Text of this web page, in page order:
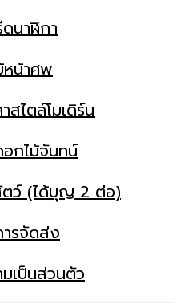
นาฬิกา
หน้าศพ
ไตล์โมเดิร์น
กไม้จันทน์
ว์ (ได้บุญ 2 ต่อ)
ารจัดส่ง
เป็นส่วนตัว